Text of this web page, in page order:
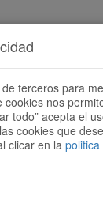
de rutes
terceros para
cookies nos
todo” acepta el
cookies que
clicar en la